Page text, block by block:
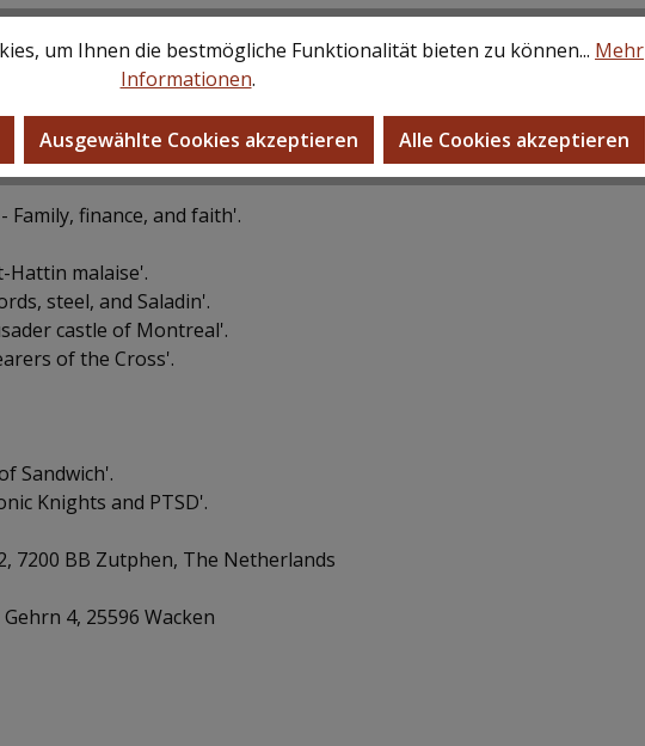
get tattoos?'
in Egypt'.
it just Crusade and Jihad?'.
Family, finance, and faith'.
Hattin malaise'.
steel, and Saladin'.
castle of Montreal'.
of the Cross'.
Sandwich'.
Knights and PTSD'.
7200 BB Zutphen, The Netherlands
4, 25596 Wacken
um Ihnen die bestmögliche Funktionalität bieten zu können... Mehr
Informationen.
Ausgewählte Cookies akzeptieren Alle Cookies akzeptieren